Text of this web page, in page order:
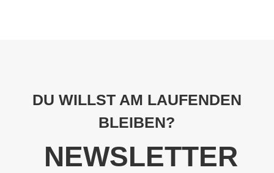
DU WILLST AM LAUFENDEN
BLEIBEN?
NEWSLETTER